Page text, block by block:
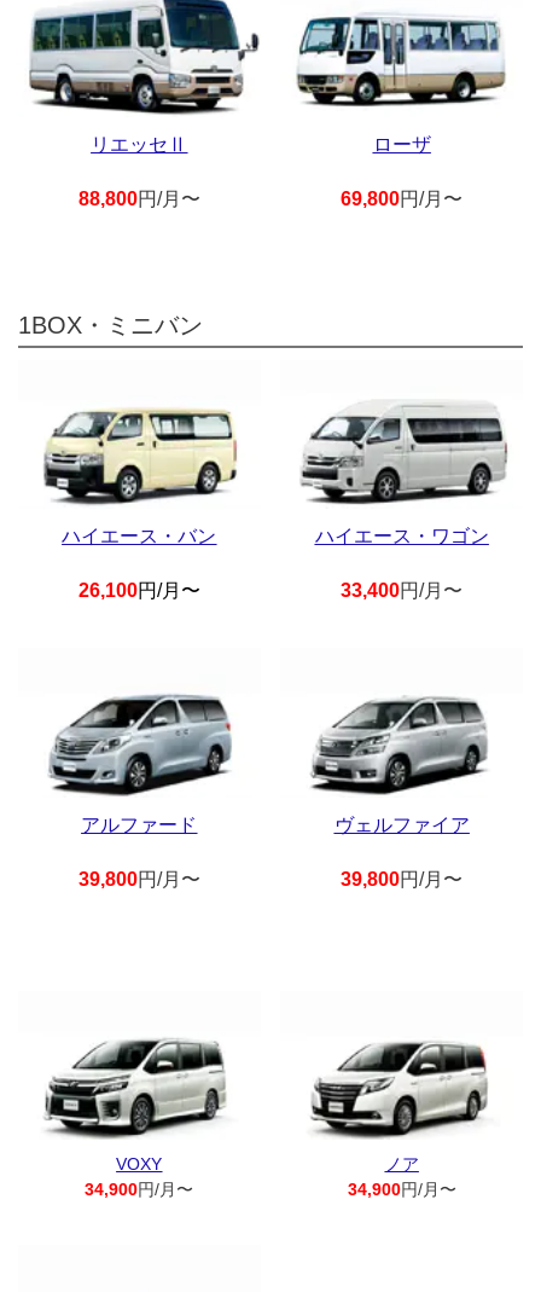
リエッセⅡ
88,800円/月〜
ローザ
69,800円/月〜
1BOX・ミニバン
ハイエース・バン
26,100円/月〜
ハイエース・ワゴン
33,400円/月〜
アルファード
39,800円/月〜
ヴェルファイア
39,800円/月〜
VOXY
34,900円/月〜
ノア
34,900円/月〜